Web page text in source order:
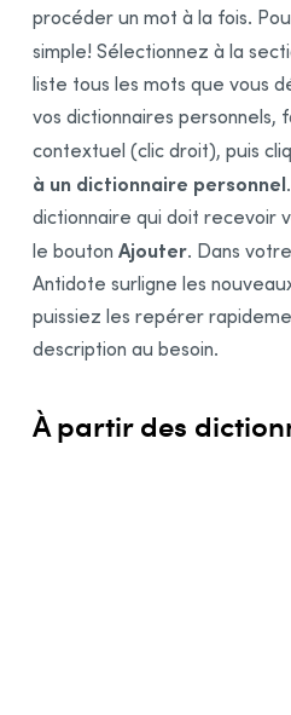
procéder un mot à la fois.
simple! Sélectionnez à la
liste tous les mots que vous
vos dictionnaires personnels,
contextuel (clic droit), puis
à un dictionnaire personnel
dictionnaire qui doit recevoir
le bouton Ajouter. Dans
Antidote surligne les
puissiez les repérer
description au besoin.
À partir des